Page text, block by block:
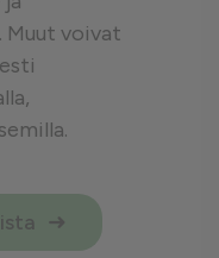
Muut voivat